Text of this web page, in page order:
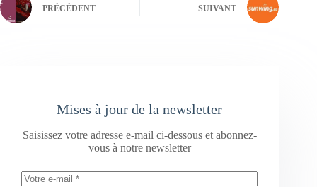
PRÉCÉDENT SUIVANT
Mises à jour de la newsletter
Saisissez votre adresse e-mail ci-dessous et abonnez-
vous à notre newsletter